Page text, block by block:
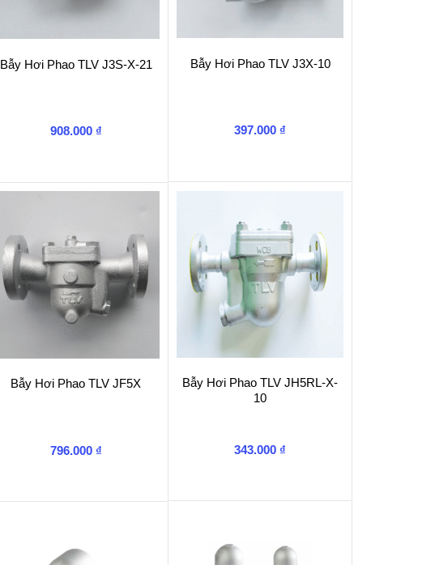
Bẫy Hơi Phao TLV J3S-X-21
908.000 ₫
Bẫy Hơi Phao TLV J3X-10
397.000 ₫
Bẫy Hơi Phao TLV JF5X
796.000 ₫
Bẫy Hơi Phao TLV JH5RL-X-
10
343.000 ₫